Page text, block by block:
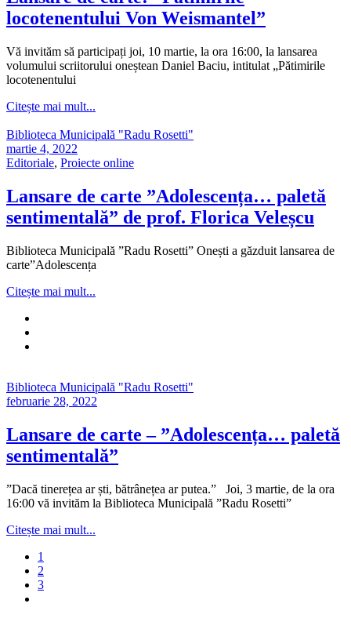
locotenentului Von Weismantel”
Vă invităm să participați joi, 10 martie, la ora 16:00, la lansarea
volumului scriitorului oneștean Daniel Baciu, intitulat „Pătimirile
locotenentului
Citește mai mult...
Biblioteca Municipală "Radu Rosetti"
martie 4, 2022
Editoriale, Proiecte online
Lansare de carte ”Adolescența… paletă
sentimentală” de prof. Florica Veleșcu
Biblioteca Municipală ”Radu Rosetti” Onești a găzduit lansarea de
carte”Adolescența
Citește mai mult...
Biblioteca Municipală "Radu Rosetti"
februarie 28, 2022
Lansare de carte – ”Adolescența… paletă
sentimentală”
”Dacă tinerețea ar ști, bătrânețea ar putea.” Joi, 3 martie, de la ora
16:00 vă invităm la Biblioteca Municipală ”Radu Rosetti”
Citește mai mult...
1
2
3